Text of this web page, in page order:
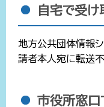
自宅で受け
地方公共団体情報
請者本人宛に転送
市役所窓口